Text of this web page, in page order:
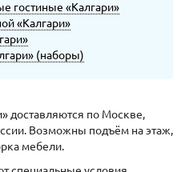
гостиные «Калгари»
«Калгари»
(наборы)
доставляются по Москве,
Возможны подъём на этаж,
мебели.